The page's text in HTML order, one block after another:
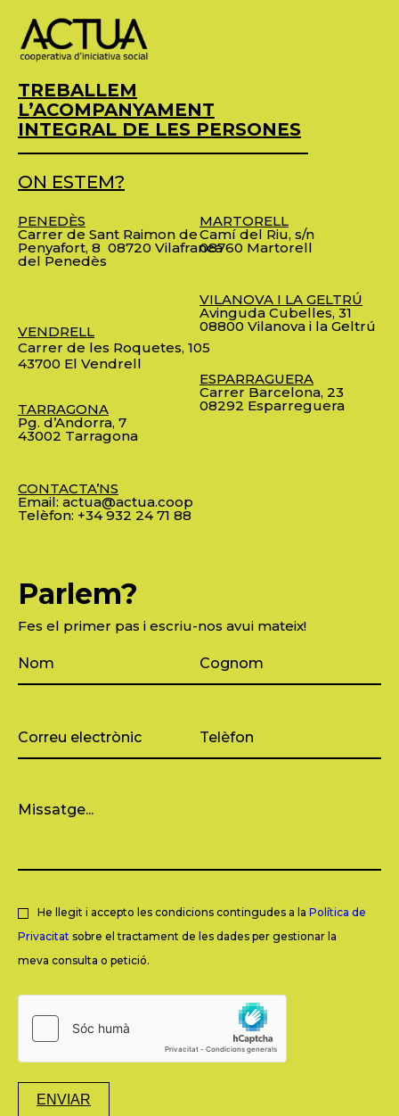
TREBALLEM
L’ACOMPANYAMENT
INTEGRAL DE LES PERSONES
ON ESTEM?
PENEDÈS
Carrer de Sant Raimon de
Penyafort, 8 08720 Vilafranca
del Penedès
VENDRELL
Carrer de les Roquetes, 105
43700 El Vendrell
TARRAGONA
Pg. d’Andorra, 7
43002 Tarragona
CONTACTA’NS
Email: actua@actua.coop
Telèfon: +34 932 24 71 88
MARTORELL
Camí del Riu, s/n
08760 Martorell
VILANOVA I LA GELTRÚ
Avinguda Cubelles, 31
08800 Vilanova i la Geltrú
ESPARRAGUERA
Carrer Barcelona, 23
08292 Esparreguera
Parlem?
Fes el primer pas i escriu-nos avui mateix!
He llegit i accepto les condicions contingudes a la Política de
Privacitat sobre el tractament de les dades per gestionar la
meva consulta o petició.
ENVIAR